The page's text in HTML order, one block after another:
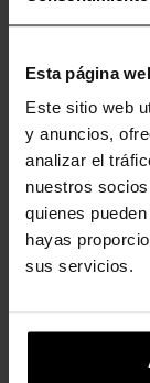
Esta página
Este sitio web
y anuncios,
analizar el
nuestros
quienes
hayas
sus servicios.
-20%
Zuecos unisex
74,90 € 59,92 €